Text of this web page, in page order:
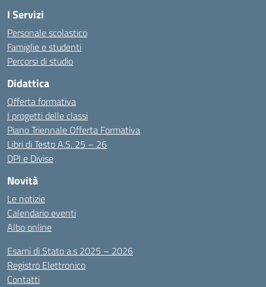
I Servizi
Personale scolastico
Famiglie e studenti
Percorsi di studio
Didattica
Offerta formativa
I progetti delle classi
Piano Triennale Offerta Formativa
Libri di Testo A.S. 25 – 26
DPI e Divise
Novità
Le notizie
Calendario eventi
Albo online
Esami di Stato a.s 2025 – 2026
Registro Elettronico
Contatti